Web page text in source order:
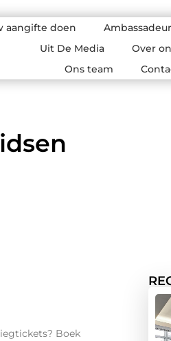
aangifte doen
Uit De Media
Over
Ons team
Boek